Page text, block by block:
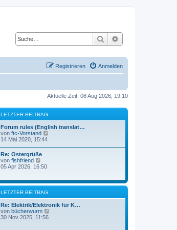
Suche
Anmelden
Registrieren
Aktuelle Zeit: 08 Aug 2026, 19:10
LETZTER BEITRAG
Forum rules (English translat…
von ftc-Vorstand
B
e
t
r
a
14 Mai 2020, 15:44
Re: Ostergrüße
von fishfriend
e
s
t
r
B
e
i
05 Apr 2026, 16:50
LETZTER BEITRAG
Re: Elektrik/Elektronik für K…
von bücherwurm
30 Nov 2025, 11:56